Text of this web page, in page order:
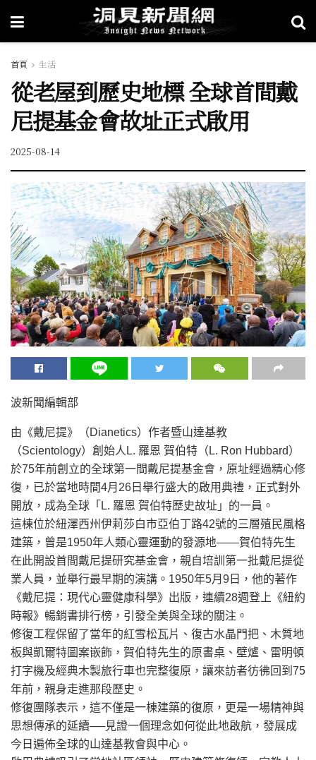
首頁 生活
從老屋到歷史地標 全球首間戴
尼提基金會故址正式啟用
2025-08-14
波新聞編輯部
由《戴尼提》（Dianetics）作者暨山達基教
（Scientology）創始人L. 羅恩 賀伯特（L. Ron Hubbard）
於75年前創立的全球第一間戴尼提基金會，原址經過精心修
復，已於當地時間4月26日舉行盛大的啟用典禮，正式對外
開放，成為全球「L. 羅恩 賀伯特歷史故址」的一員。
這棟位於紐澤西州伊莉莎白市亞伯丁路42號的三層殖民風格
建築，曾是1950年人類心靈運動的發源地——賀伯特先生
在此開設首間戴尼提研究基金會，親自培訓第一批戴尼提從
業人員，並舉行最早期的演講。1950年5月9日，他的著作
《戴尼提：現代心靈健康科學》出版，連續28週登上《紐約
時報》暢銷書排行榜，引發全美與全球的關注。
修復工程保留了當年的紅雪松瓦片、復古水晶門把、木質地
板與凱爾特圖案嵌飾，賀伯特先生的原書桌、壁爐、雷明頓
打字機及經典木製旅行車也完整復原，讓來訪者彷彿回到75
年前，親身走進那段歷史。
修復團隊表示，這不僅是一棟建築的復原，更是一場精神與
思想傳承的延續──見證一個理念如何從此地啟航，發展成
今日遍佈全球的山達基教會與中心。